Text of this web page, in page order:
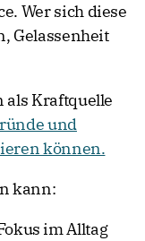
Wer sich diese
Gelassenheit
als Kraftquelle
und
können.
kann:
im Alltag